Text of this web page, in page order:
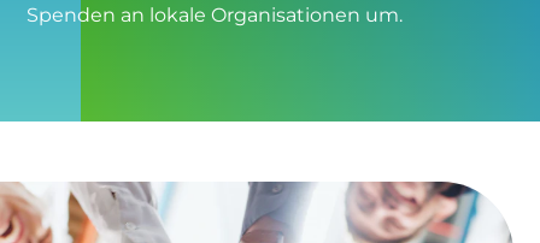
Spenden an lokale Organisationen um.